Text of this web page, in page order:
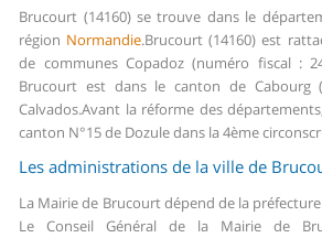
Brucourt (14160) se trouve dans le
région Normandie.Brucourt (14160) est
de communes Copadoz (numéro fiscal :
Brucourt est dans le canton de Cabourg
Calvados.Avant la réforme des
canton N°15 de Dozule dans la 4ème
Les administrations de la ville de
La Mairie de Brucourt dépend de la
Le Conseil Général de la Mairie de